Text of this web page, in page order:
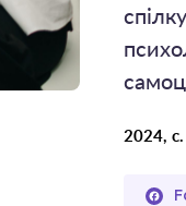
2024,